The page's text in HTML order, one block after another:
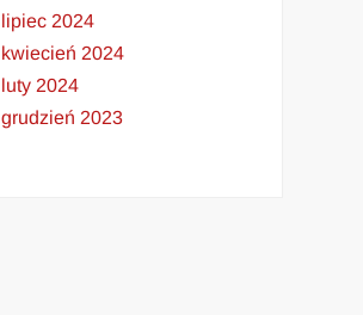
lipiec 2024
kwiecień 2024
luty 2024
grudzień 2023